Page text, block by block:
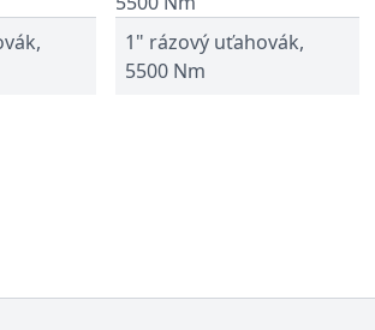
1" rázový uťahovák,
5500 Nm